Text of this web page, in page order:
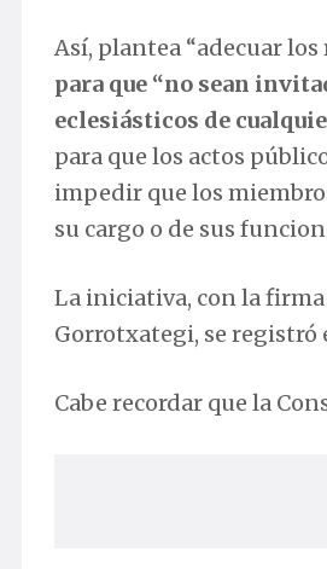
Así, plantea “adecuar
para que “no sean
eclesiásticos de
para que los actos
impedir que los
su cargo o de sus
La iniciativa, con la
Gorrotxategi, se registró
Cabe recordar que la